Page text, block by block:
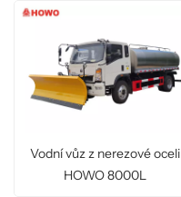
Vodní vůz z nerezové oceli
HOWO 8000L